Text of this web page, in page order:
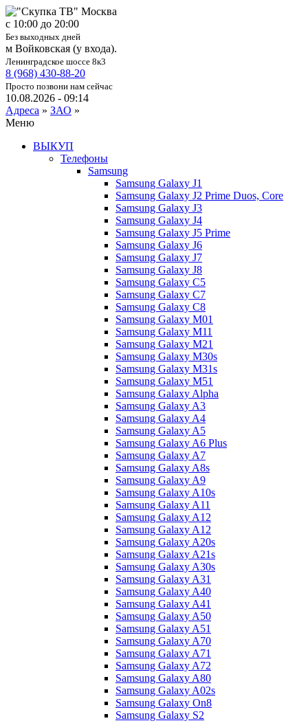
c 10:00 до 20:00
Без выходных дней
м Войковская (у входа).
Ленинградское шоссе 8к3
8 (968) 430-88-20
Просто позвони нам сейчас
10.08.2026 - 09:14
Адреса » ЗАО »
Меню
ВЫКУП
Телефоны
Samsung
Samsung Galaxy J1
Samsung Galaxy J2 Prime Duos, Core
Samsung Galaxy J3
Samsung Galaxy J4
Samsung Galaxy J5 Prime
Samsung Galaxy J6
Samsung Galaxy J7
Samsung Galaxy J8
Samsung Galaxy C5
Samsung Galaxy C7
Samsung Galaxy C8
Samsung Galaxy M01
Samsung Galaxy M11
Samsung Galaxy M21
Samsung Galaxy M30s
Samsung Galaxy M31s
Samsung Galaxy M51
Samsung Galaxy Alpha
Samsung Galaxy A3
Samsung Galaxy A4
Samsung Galaxy A5
Samsung Galaxy A6 Plus
Samsung Galaxy A7
Samsung Galaxy A8s
Samsung Galaxy A9
Samsung Galaxy A10s
Samsung Galaxy A11
Samsung Galaxy A12
Samsung Galaxy A12
Samsung Galaxy A20s
Samsung Galaxy A21s
Samsung Galaxy A30s
Samsung Galaxy A31
Samsung Galaxy A40
Samsung Galaxy A41
Samsung Galaxy A50
Samsung Galaxy A51
Samsung Galaxy A70
Samsung Galaxy A71
Samsung Galaxy A72
Samsung Galaxy A80
Samsung Galaxy A02s
Samsung Galaxy On8
Samsung Galaxy S2